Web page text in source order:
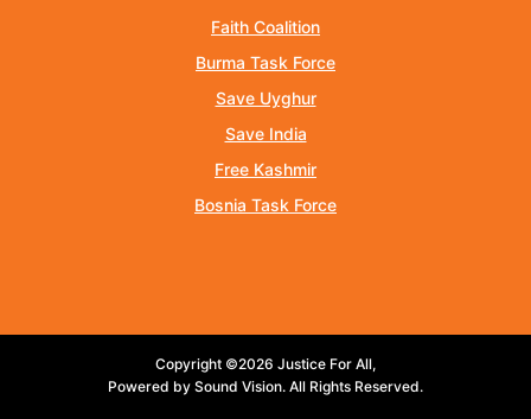
Faith Coalition
Burma Task Force
Save Uyghur
Save India
Free Kashmir
Bosnia Task Force
Copyright ©2026 Justice For All,
Powered by Sound Vision. All Rights Reserved.